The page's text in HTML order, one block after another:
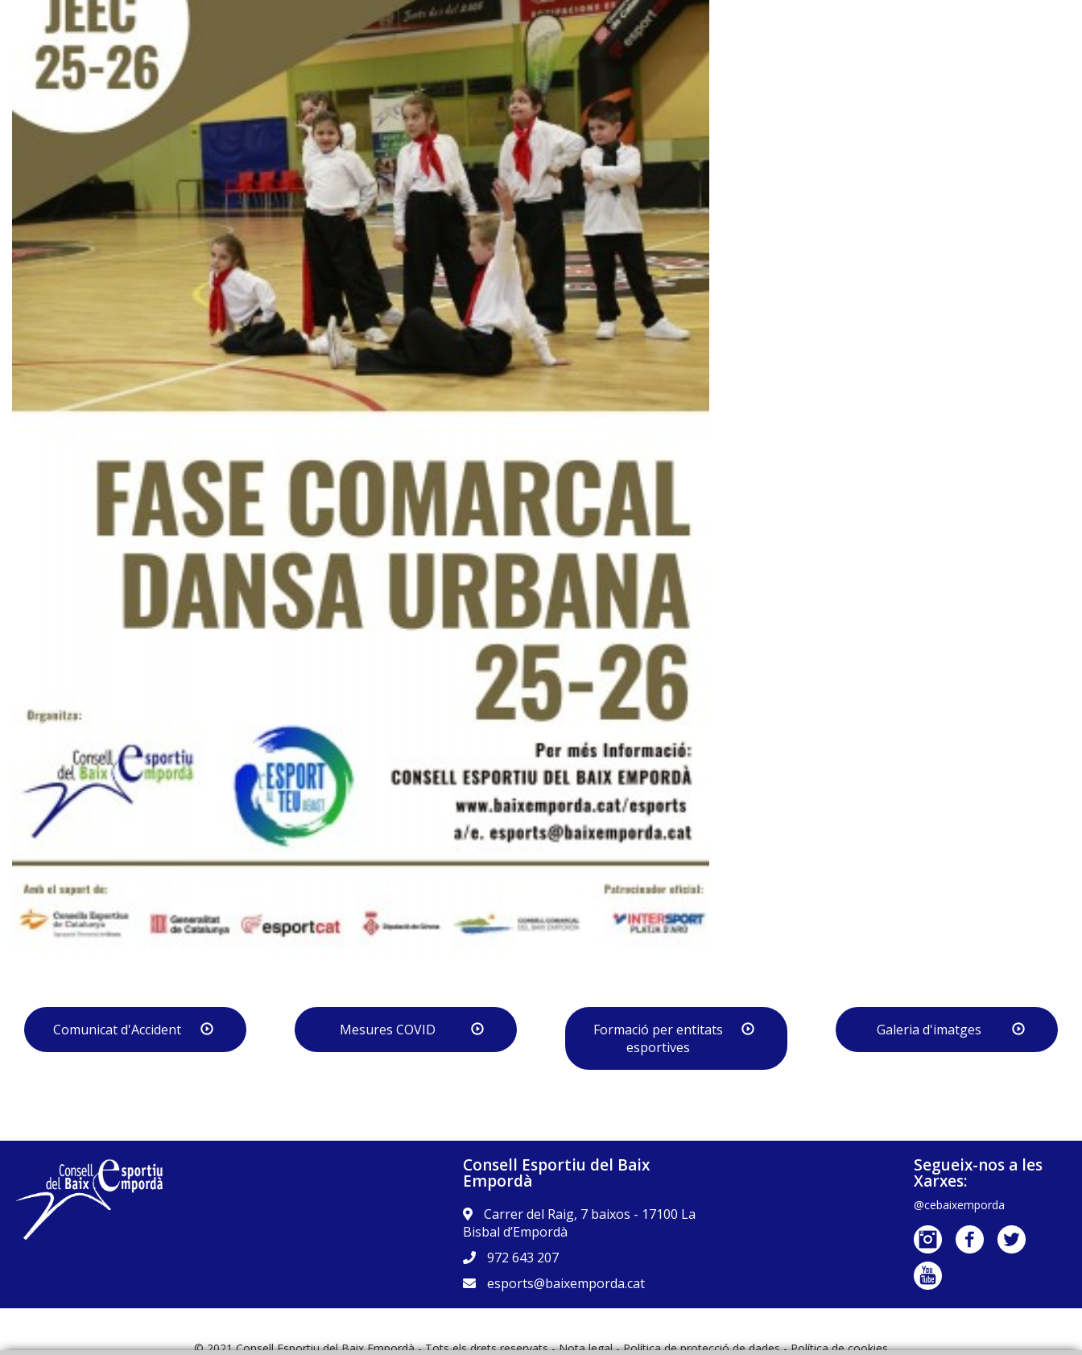
Comunicat d'Accident Mesures COVID
Formació per entitats
esportives
Galeria d'imatges
Consell Esportiu del Baix
Empordà
Carrer del Raig, 7 baixos - 17100 La
Bisbal d’Empordà
972 643 207
esports@baixemporda.cat
Segueix-nos a les
Xarxes:
@cebaixemporda
© 2021 Consell Esportiu del Baix Empordà - Tots els drets reservats -Nota legal-Política de protecció de dades-Política de cookies